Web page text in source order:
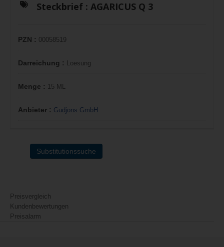
Steckbrief : AGARICUS Q 3
PZN : 00058519
Darreichung : Loesung
Menge : 15 ML
Anbieter : Gudjons GmbH
Substitutionssuche
Preisvergleich
Kundenbewertungen
Preisalarm